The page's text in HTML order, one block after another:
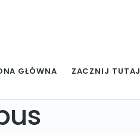
GŁÓWNA ZACZNIJ TUTAJ